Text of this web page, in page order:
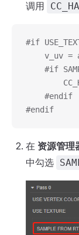
调用
#if
v_uv =
#if
    #endif
#endif
在 资源管理
中勾选